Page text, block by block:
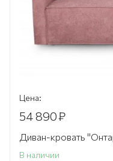
Цена:
54 890₽
Диван-кровать
В наличии